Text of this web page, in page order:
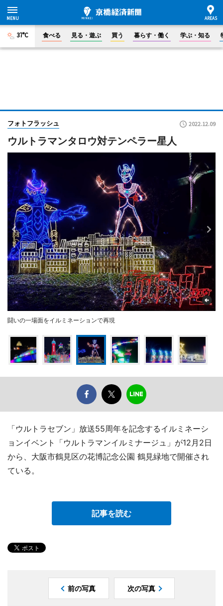
37°C 食べる 見る・遊ぶ 買う 暮らす・働く 学ぶ・知る
フォトフラッシュ 2022.12.09
ウルトラマンタロウ対テンペラー星人
闘いの一場面をイルミネーションで再現
「ウルトラセブン」放送55周年を記念するイルミネーシ
ョンイベント「ウルトラマンイルミナージュ」が12月2日
から、大阪市鶴見区の花博記念公園 鶴見緑地で開催され
ている。
記事を読む
前の写真 次の写真